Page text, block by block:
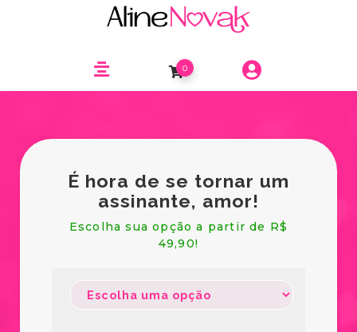
0
É hora de se tornar um
assinante, amor!
Escolha sua opção a partir de R$
49,90!